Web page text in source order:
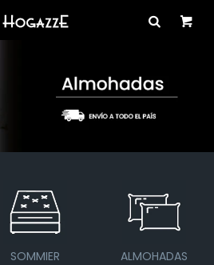
ALMOHADAS SOFÁS Y